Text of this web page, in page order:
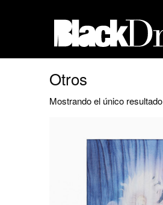
Otros
Mostrando el único resultado